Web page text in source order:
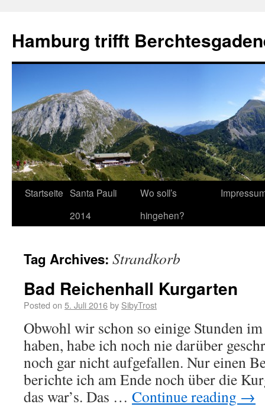
Hamburg trifft
Startseite Santa Pauli
2014
Wo soll’s
hingehen?
Tag Archives: Strandkorb
Bad Reichenhall Kurgarten
Posted on 5. Juli 2016by SibyTrost
Obwohl wir schon so einige Stunden
haben, habe ich noch nie darüber
noch gar nicht aufgefallen. Nur einen
berichte ich am Ende noch über die
das war’s. Das … Continue reading →